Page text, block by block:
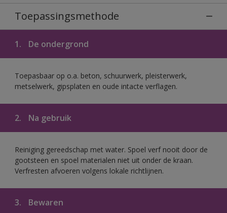
Toepassingsmethode
1. De ondergrond
Toepasbaar op o.a. beton, schuurwerk, pleisterwerk,
metselwerk, gipsplaten en oude intacte verflagen.
2. Na gebruik
Reiniging gereedschap met water. Spoel verf nooit door de
gootsteen en spoel materialen niet uit onder de kraan.
Verfresten afvoeren volgens lokale richtlijnen.
3. Bewaren